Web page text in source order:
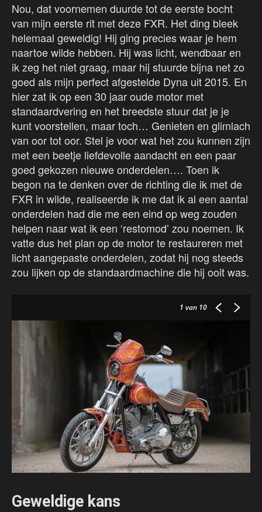
Nou, dat voornemen duurde tot de eerste bocht
van mijn eerste rit met deze FXR. Het ding bleek
helemaal geweldig! Hij ging precies waar je hem
naartoe wilde hebben. Hij was licht, wendbaar en
ik zeg het niet graag, maar hij stuurde bijna net zo
goed als mijn perfect afgestelde Dyna uit 2015. En
hier zat ik op een 30 jaar oude motor met
standaardvering en het breedste stuur dat je je
kunt voorstellen, maar toch… Genieten en glimlach
van oor tot oor. Stel je voor wat het zou kunnen zijn
met een beetje liefdevolle aandacht en een paar
goed gekozen nieuwe onderdelen…. Toen ik
begon na te denken over de richting die ik met de
FXR in wilde, realiseerde ik me dat ik al een aantal
onderdelen had die me een eind op weg zouden
helpen naar wat ik een ‘restomod’ zou noemen. Ik
vatte dus het plan op de motor te restaureren met
licht aangepaste onderdelen, zodat hij nog steeds
zou lijken op de standaardmachine die hij ooit was.
1 van 10
Geweldige kans